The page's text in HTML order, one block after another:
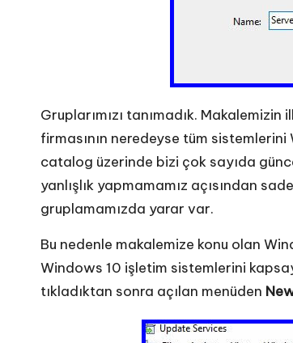
Gruplarımızı tanımadık.
firmasının neredeyse tüm
catalog üzerinde bizi çok sayıda
yanlışlık yapmamamız açısından
gruplamamızda yarar var.
Bu nedenle makalemize konu olan
Windows 10 işletim sistemlerini
tıkladıktan sonra açılan menüden